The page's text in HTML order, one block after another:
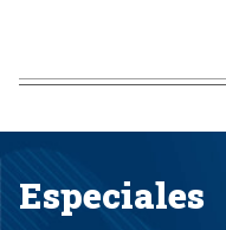
Especiales